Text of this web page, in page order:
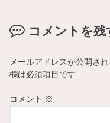
コメントを残
メールアドレスが公開さ
欄は必須項目です
コメント ※